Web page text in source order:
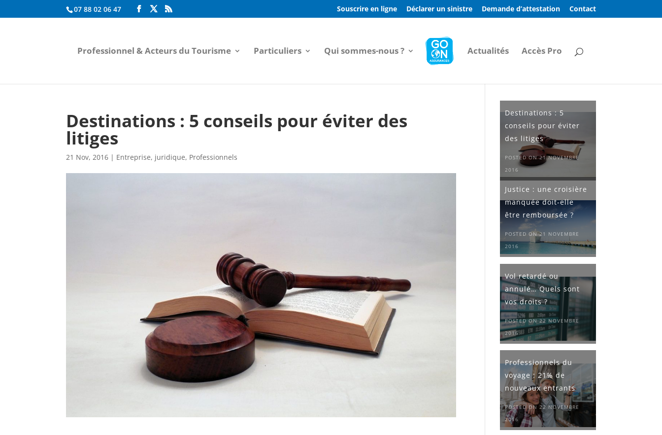
07 88 02 06 47 Souscrire en ligne Déclarer un sinistre Demande d’attestation Contact
Professionnel & Acteurs du Tourisme Particuliers Qui sommes-nous ? Actualités Accès Pro
Destinations : 5 conseils pour éviter des
litiges
21 Nov, 2016 | Entreprise, juridique, Professionnels
Destinations : 5
conseils pour éviter
des litiges
POSTED ON 21 NOVEMBRE
2016
Justice : une croisière
manquée doit-elle
être remboursée ?
POSTED ON 21 NOVEMBRE
2016
Vol retardé ou
annulé… Quels sont
vos droits ?
POSTED ON 22 NOVEMBRE
2016
Professionnels du
voyage : 21% de
nouveaux entrants
POSTED ON 22 NOVEMBRE
2016